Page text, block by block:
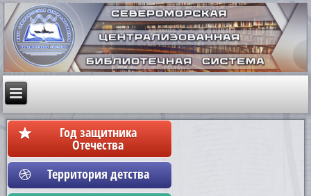
Год защитника
Отечества
Территория детства